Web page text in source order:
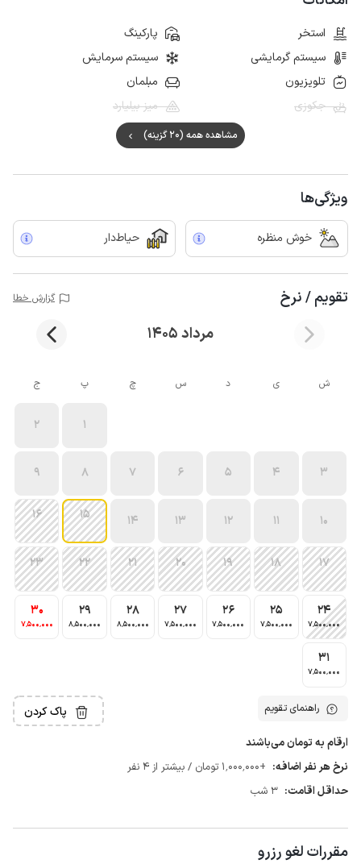
استخر
پارکینگ
سیستم گرمایشی
سیستم سرمایش
تلویزیون
مبلمان
جکوزی
میز بیلیارد
مشاهده همه (20 گزینه)
ویژگی‌ها
خوش منظره حیاط‌دار
تقویم / نرخ گزارش خطا
مرداد 1405
ش ی د س چ پ ج
1
2
3
4
5
6
7
8
9
10
11
12
13
14
15
16
17
18
19
20
21
22
23
24
7٬500٬000
25
7٬500٬000
26
7٬500٬000
27
7٬500٬000
28
8٬500٬000
29
8٬500٬000
30
7٬500٬000
31
7٬500٬000
راهنمای تقویم پاک کردن
ارقام به تومان می‌باشند
نرخ هر نفر اضافه: +1٬000٬000 تومان / بیشتر از 4 نفر
حداقل اقامت: 3 شب
مقررات لغو رزرو